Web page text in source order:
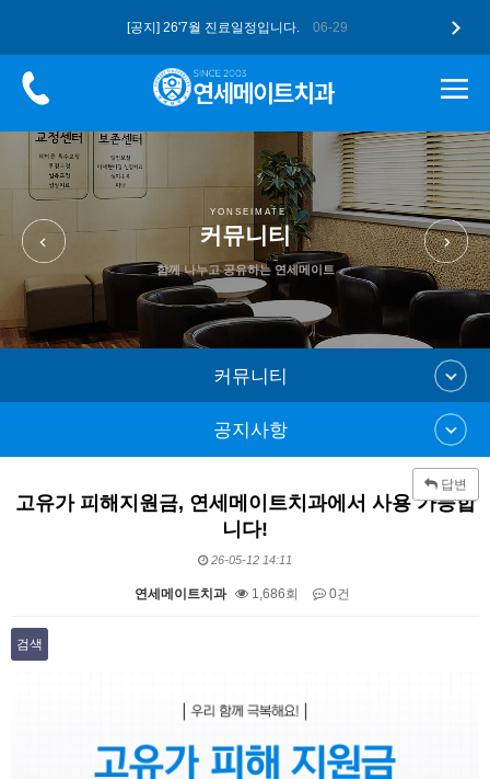
[공지] 26'7월 진료일정입니다. 06-29
[공지] 고유가 피해지원금, 연세메이… 05-12
[공지] 2026 병오년 새해 복 많… 01-07
YONSEIMATE
커뮤니티
함께 나누고 공유하는 연세메이트
커뮤니티
공지사항
답변
고유가 피해지원금, 연세메이트치과에서 사용 가능합
니다!
26-05-12 14:11
연세메이트치과 1,686회 0건
검색